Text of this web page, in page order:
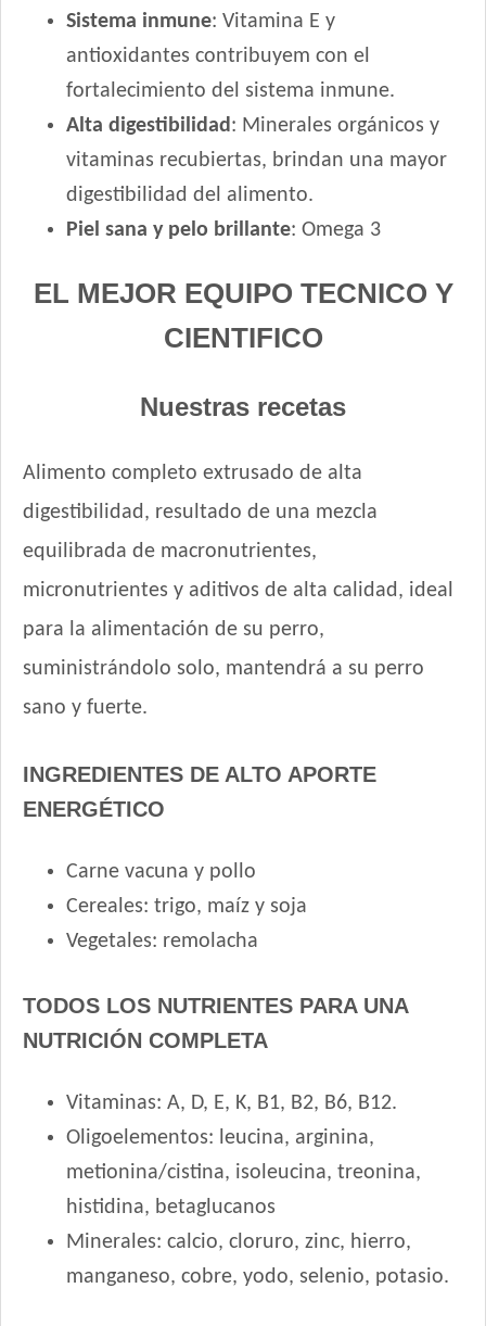
Keiko Perro Adulto de Raza Mediana y Grande Mix
Keiko Perro Adulto de Raza Mediana y Grande sabor Carne
Ken-L Perro Adulto de Raza Mediana y Grande
Kongo Perro Adulto Medianos y Grandes
Maintenance Criadores Perro Adulto Carne y Pollo
Manada Perro Adulto Mediano y Grande
Mapu Perro Adulto Mediano y Grande
Max Pet Perro Adulto Mordida Grande
Maxxium Perro Adulto Pollo de Campo y Arroz
MisterPet High Performance
MisterPet Perro Adulto Mordida Grande
Montañés Perro Adulto Mordida Grande
Nature Perro Adulto Medianos y Grandes
NutriCare Perro Adulto Mediano y Grande
Nutribon Plus Perro Adulto Criadores
Nutribon Plus Perro Adulto Grande y Mediano
Nutribon XQ Control de Peso
Nutrique Large Young Adult Dog
Nutrique Medium Young Adult Dog
Odwalla Perro Adulto
Old Prince Equilibrium Perro Adulto Control de peso Pollo y
Old Prince Equilibrium Perro Adulto Medianos y Grandes
Old Prince Premium Adultos Cordero y Arroz
Old Prince Proteínas Noveles Perro Adulto Cerdo y Legumbres
Old Prince Proteínas Noveles Perro Adulto Cordero y Arroz
Old Prince Proteínas Noveles Perro Adulto Light Cordero y
Arroz Integral
One Perro Adulto Medianos y Grandes Pollo y Carne
One Perro Adulto Medianos y Grandes Pollo y Cordero
Pachá Adultos Mix Carne y Pollo
Sistema inmune: Vitamina E y
antioxidantes contribuyem con el
fortalecimiento del sistema inmune.
Alta digestibilidad: Minerales orgánicos y
vitaminas recubiertas, brindan una mayor
digestibilidad del alimento.
Piel sana y pelo brillante: Omega 3
EL MEJOR EQUIPO TECNICO Y
CIENTIFICO
Nuestras recetas
Alimento completo extrusado de alta
digestibilidad, resultado de una mezcla
equilibrada de macronutrientes,
micronutrientes y aditivos de alta calidad, ideal
para la alimentación de su perro,
suministrándolo solo, mantendrá a su perro
sano y fuerte.
INGREDIENTES DE ALTO APORTE
ENERGÉTICO
Carne vacuna y pollo
Cereales: trigo, maíz y soja
Vegetales: remolacha
TODOS LOS NUTRIENTES PARA UNA
NUTRICIÓN COMPLETA
Vitaminas: A, D, E, K, B1, B2, B6, B12.
Oligoelementos: leucina, arginina,
metionina/cistina, isoleucina, treonina,
histidina, betaglucanos
Minerales: calcio, cloruro, zinc, hierro,
manganeso, cobre, yodo, selenio, potasio.